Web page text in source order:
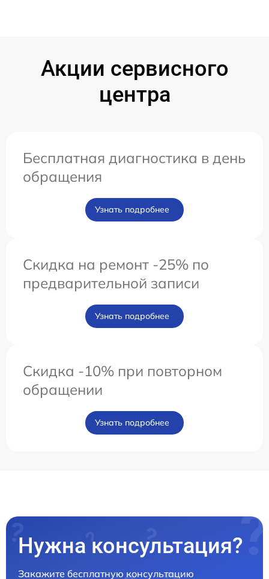
Акции сервисного
центра
Бесплатная диагностика в день
обращения
Узнать подробнее
Скидка на ремонт -25% по
предварительной записи
Узнать подробнее
Скидка -10% при повторном
обращении
Узнать подробнее
Нужна консультация?
Закажите бесплатную консультацию